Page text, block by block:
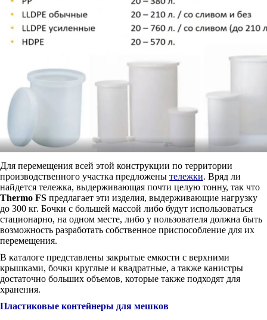
Для перемещения всей этой конструкции по территории
производственного участка предложены тележки. Вряд ли
найдется тележка, выдерживающая почти целую тонну, так что
Thermo FS предлагает эти изделия, выдерживающие нагрузку
до 300 кг. Бочки с большей массой либо будут использоваться
стационарно, на одном месте, либо у пользователя должна быть
возможность разработать собственное приспособление для их
перемещения.
В каталоге представлены закрытые емкости с верхними
крышками, бочки круглые и квадратные, а также канистры
достаточно больших объемов, которые также подходят для
хранения.
Пластиковые контейнеры для мешков